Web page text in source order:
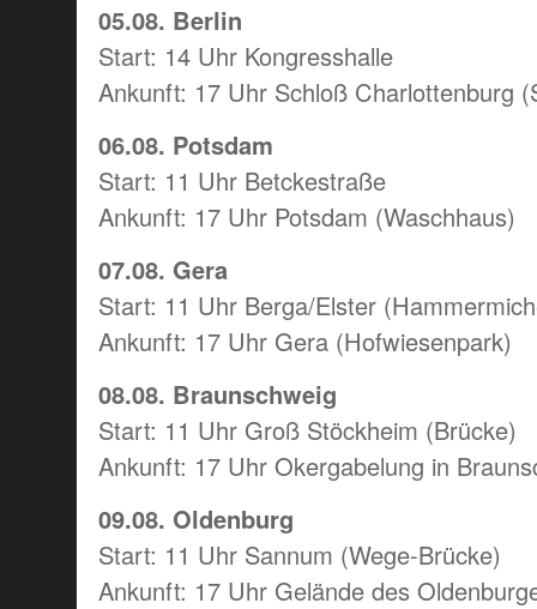
05.08. Berlin
Start: 14 Uhr Kongresshalle
Ankunft: 17 Uhr Schloß Charlottenburg
06.08. Potsdam
Start: 11 Uhr Betckestraße
Ankunft: 17 Uhr Potsdam (Waschhaus)
07.08. Gera
Start: 11 Uhr Berga/Elster
Ankunft: 17 Uhr Gera (Hofwiesenpark)
08.08. Braunschweig
Start: 11 Uhr Groß Stöckheim (Brücke)
Ankunft: 17 Uhr Okergabelung in
09.08. Oldenburg
Start: 11 Uhr Sannum (Wege-Brücke)
Ankunft: 17 Uhr Gelände des